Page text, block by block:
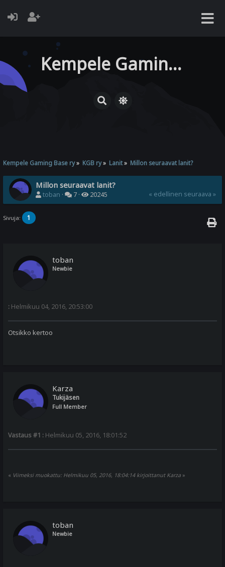
Kempele Gaming Base ry
Kempele Gaming Base ry» KGB ry» Lanit» Millon seuraavat lanit?
Millon seuraavat lanit?
toban · 7 · 20245 « edellinen seuraava »
Sivuja: 1
toban
Newbie
: Helmikuu 04, 2016, 20:53:00
Otsikko kertoo
Karza
Tukijäsen
Full Member
Vastaus #1 : Helmikuu 05, 2016, 18:01:52
« Viimeksi muokattu: Helmikuu 05, 2016, 18:04:14 kirjoittanut Karza »
toban
Newbie